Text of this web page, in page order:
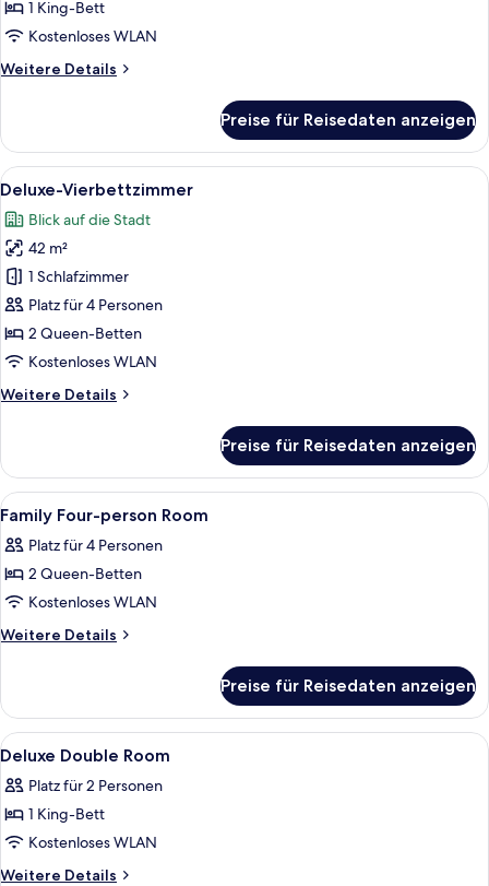
1 King-Bett
Kostenloses WLAN
Weitere Details
Weitere
Doppelzimmer
Preise für Reisedaten anzeigen
Alle
Fotos
für
Deluxe-
Vierbettzimmer
anzeigen
Ein Hotelzimmer mit zwei Betten,
5
Deluxe-Vierbettzimmer
Blick auf die Stadt
42 m²
1 Schlafzimmer
Platz für 4 Personen
2 Queen-Betten
Kostenloses WLAN
Weitere Details
Weitere
Vierbettzimmer
Preise für Reisedaten anzeigen
Alle
Fotos
für
Family
Four-
person
Ein Hotelzimmer mit einem großen
5
Family Four-person Room
Platz für 4 Personen
2 Queen-Betten
Kostenloses WLAN
Weitere Details
Weitere
Four-
person
Room
Preise für Reisedaten anzeigen
Alle
Fotos
für
Deluxe
Double
Room
Ein Hotelzimmer mit einem großen
6
Deluxe Double Room
Platz für 2 Personen
1 King-Bett
Kostenloses WLAN
Weitere Details
Weitere